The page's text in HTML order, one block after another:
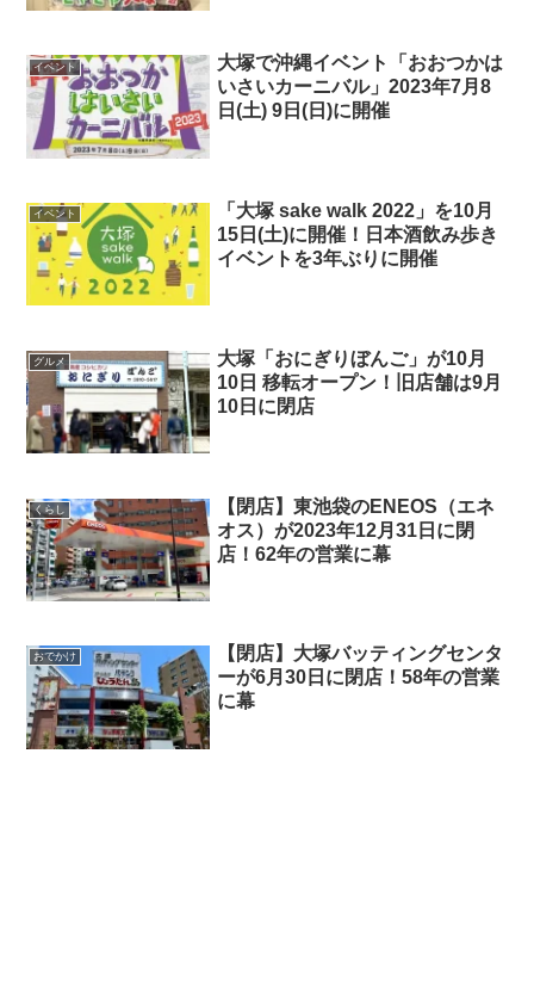
イベント
大塚で沖縄イベント「おおつかは
いさいカーニバル」2023年7月8
日(土) 9日(日)に開催
イベント
「大塚 sake walk 2022」を10月
15日(土)に開催！日本酒飲み歩き
イベントを3年ぶりに開催
グルメ
大塚「おにぎりぼんご」が10月
10日 移転オープン！旧店舗は9月
10日に閉店
くらし
【閉店】東池袋のENEOS（エネ
オス）が2023年12月31日に閉
店！62年の営業に幕
おでかけ
【閉店】大塚バッティングセンタ
ーが6月30日に閉店！58年の営業
に幕